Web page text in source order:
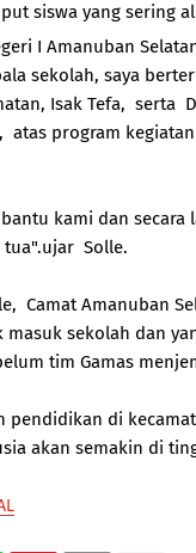
siswa yang sering
I Amanuban
sekolah, saya
Isak Tefa, serta
atas program
kami dan
Solle.
Camat Amanuban
sekolah dan
tim Gamas
pendidikan di
akan semakin di